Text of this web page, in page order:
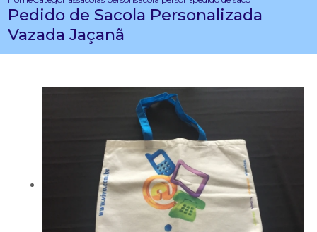
Pedido de Sacola Personalizada
Vazada Jaçanã